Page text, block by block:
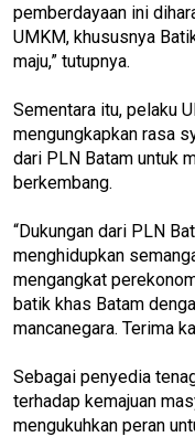
pemberdayaan ini
UMKM, khususnya
maju,” tutupnya.
Sementara itu, pelaku
mengungkapkan rasa
dari PLN Batam untuk
berkembang.
“Dukungan dari PLN
menghidupkan
mengangkat
batik khas Batam
mancanegara. Terima
Sebagai penyedia
terhadap kemajuan
mengukuhkan peran